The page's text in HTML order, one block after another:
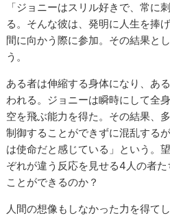
「ジョニーはスリル好きで、常に
る。そんな彼は、発明に人生を捧
間に向かう際に参加。その結果と
う。
ある者は伸縮する身体になり、あ
われる。ジョニーは瞬時にして全
空を飛ぶ能力を得た。その結果、
制御することができずに混乱する
は使命だと感じている」という。
ぞれが違う反応を見せる4人の者た
ことができるのか？
人間の想像もしなかった力を得て